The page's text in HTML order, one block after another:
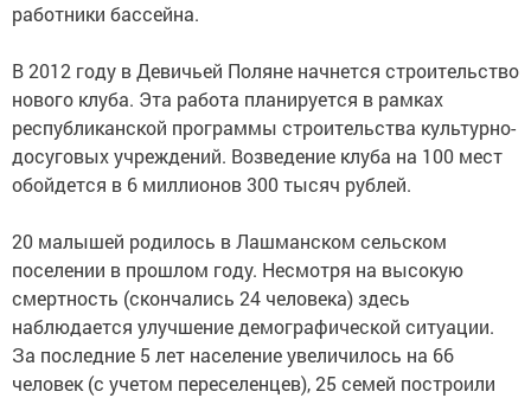
работники бассейна.
В 2012 году в Девичьей Поляне начнется строительство
нового клуба. Эта работа планируется в рамках
республиканской программы строительства культурно-
досуговых учреждений. Возведение клуба на 100 мест
обойдется в 6 миллионов 300 тысяч рублей.
20 малышей родилось в Лашманском сельском
поселении в прошлом году. Несмотря на высокую
смертность (скончались 24 человека) здесь
наблюдается улучшение демографической ситуации.
За последние 5 лет население увеличилось на 66
человек (с учетом переселенцев), 25 семей построили